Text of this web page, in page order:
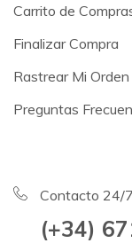
Carrito de
Finalizar Compra
Rastrear Mi Orden
Preguntas
Contacto 24/
(+34)